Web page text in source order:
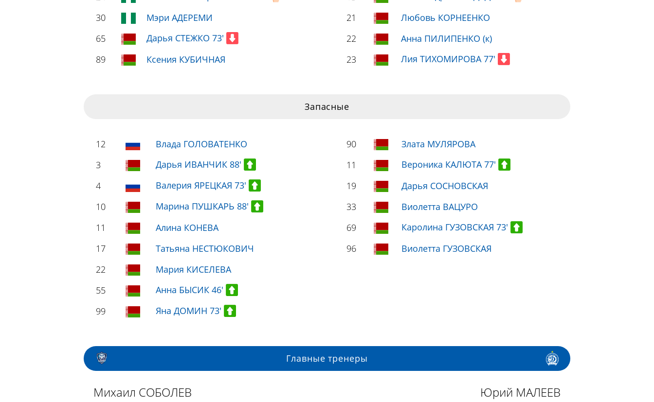
30
Мэри АДЕРЕМИ
65
Дарья СТЕЖКО 73'
89
Ксения КУБИЧНАЯ
21
Любовь КОРНЕЕНКО
22
Анна ПИЛИПЕНКО (к)
23
Лия ТИХОМИРОВА 77'
Запасные
12
Влада ГОЛОВАТЕНКО
3
Дарья ИВАНЧИК 88'
4
Валерия ЯРЕЦКАЯ 73'
10
Марина ПУШКАРЬ 88'
11
Алина КОНЕВА
17
Татьяна НЕСТЮКОВИЧ
22
Мария КИСЕЛЕВА
55
Анна БЫСИК 46'
99
Яна ДОМИН 73'
90
Злата МУЛЯРОВА
11
Вероника КАЛЮТА 77'
19
Дарья СОСНОВСКАЯ
33
Виолетта ВАЦУРО
69
Каролина ГУЗОВСКАЯ 73'
96
Виолетта ГУЗОВСКАЯ
Главные тренеры
Михаил СОБОЛЕВ Юрий МАЛЕЕВ